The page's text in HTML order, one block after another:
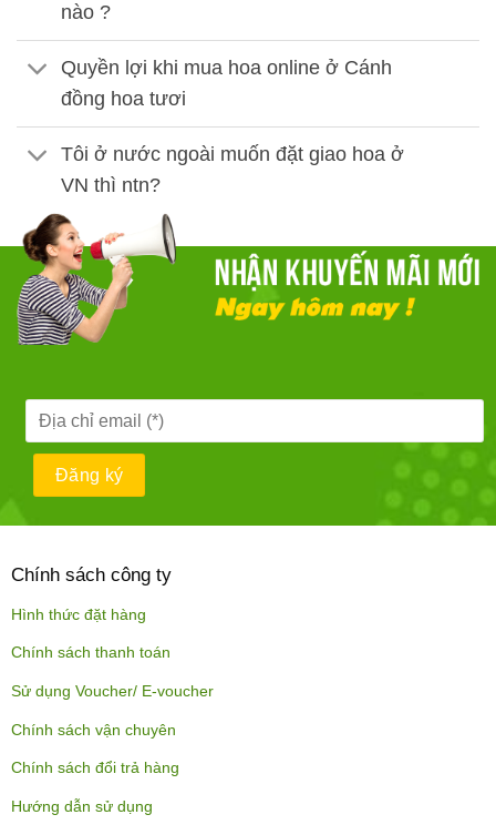
nào ?
Quyền lợi khi mua hoa online ở Cánh
đồng hoa tươi
Tôi ở nước ngoài muốn đặt giao hoa ở
VN thì ntn?
Chính sách công ty
Hình thức đặt hàng
Chính sách thanh toán
Sử dụng Voucher/ E-voucher
Chính sách vận chuyên
Chính sách đổi trả hàng
Hướng dẫn sử dụng